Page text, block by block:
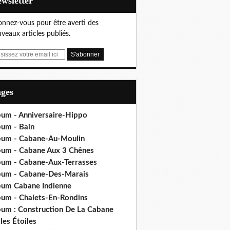
vous pour être averti des
articles publiés.
- Anniversaire-Hippo
- Bain
- Cabane-Au-Moulin
- Cabane Aux 3 Chênes
- Cabane-Aux-Terrasses
- Cabane-Des-Marais
Cabane Indienne
- Chalets-En-Rondins
: Construction De La Cabane
Étoiles